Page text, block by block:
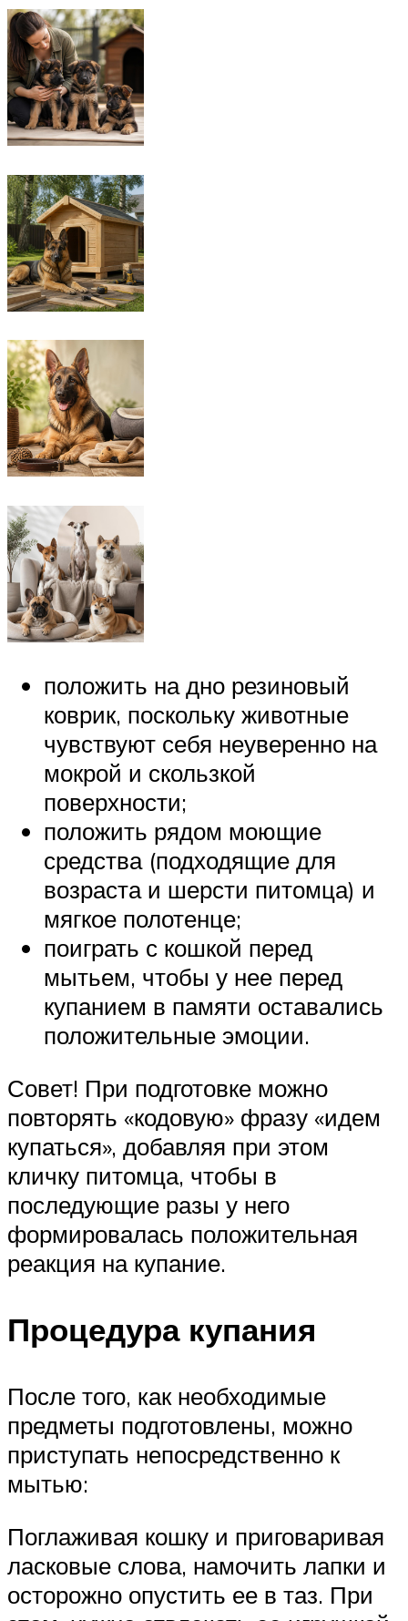
положить на дно резиновый
коврик, поскольку животные
чувствуют себя неуверенно на
мокрой и скользкой
поверхности;
положить рядом моющие
средства (подходящие для
возраста и шерсти питомца) и
мягкое полотенце;
поиграть с кошкой перед
мытьем, чтобы у нее перед
купанием в памяти оставались
положительные эмоции.
Совет! При подготовке можно
повторять «кодовую» фразу «идем
купаться», добавляя при этом
кличку питомца, чтобы в
последующие разы у него
формировалась положительная
реакция на купание.
Процедура купания
После того, как необходимые
предметы подготовлены, можно
приступать непосредственно к
мытью:
Поглаживая кошку и приговаривая
ласковые слова, намочить лапки и
осторожно опустить ее в таз. При